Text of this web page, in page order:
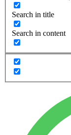
Search in title
Search in content